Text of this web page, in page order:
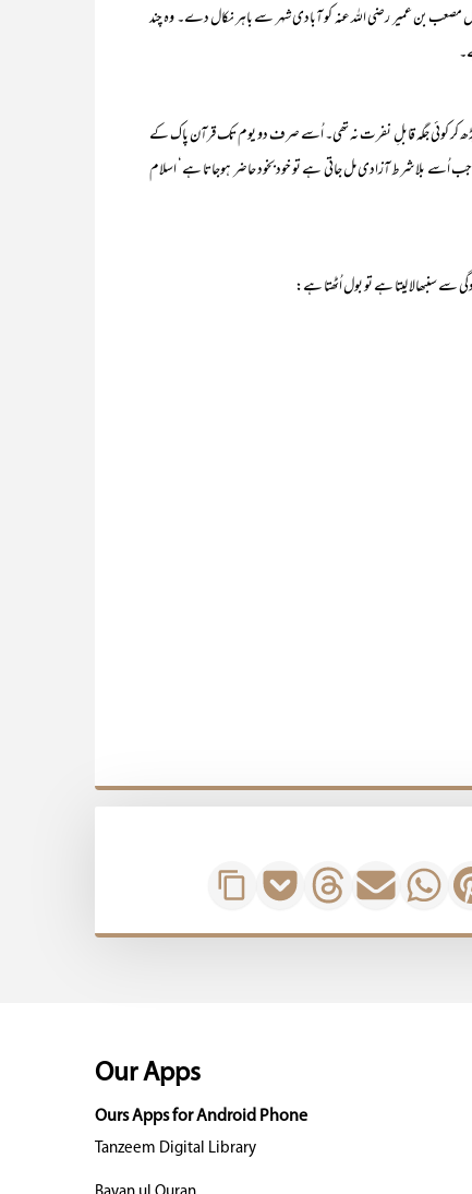
مصعب بن عمیر رضی اللہ عنہ کو آبادی شہر سے باہر نکال دے۔ وہ چند
کر کوئی جگہ قابلِ نفرت نہ تھی۔ اُسے صرف دو یوم تک قرآن پاک کے
اُسے بلاشرط آزادی مل جاتی ہے تو خودبخود حاضر ہوجاتا ہے‘ اسلام
سے سنبھالا لیتا ہے تو بول اُٹھتا ہے:
Our Apps
Ours Apps for Android Phone
Tanzeem Digital Library